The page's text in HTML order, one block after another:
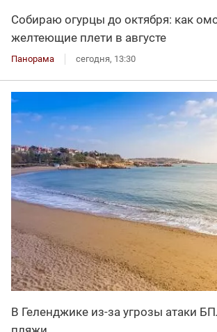
Собираю огурцы до октября: как
желтеющие плети в августе
Панорама сегодня, 13:30
В Геленджике из-за угрозы атаки